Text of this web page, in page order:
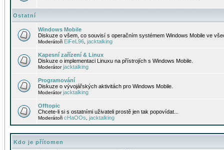
Ostatní
Windows Mobile
Diskuze o všem, co souvisí s operačním systémem Windows Mobile ve
Moderátoři EiFeL96 jacktalking
Kapesní zařízení & Linux
Diskuze o implementaci Linuxu na přístrojích s Windows Mobile.
Moderátorjacktalking
Programování
Diskuze o vývojářských aktivitách pro Windows Mobile.
Moderátorjacktalking
Offtopic
Chcete-li si s ostatními uživateli prostě jen tak popovídat...
Moderátoři cHaOOs jacktalking
Kdo je přítomen